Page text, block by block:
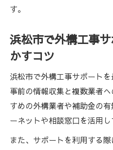
す。
浜松市で外構工事
かすコツ
浜松市で外構工事サポートを
事前の情報収集と複数業者
すめの外構業者や補助金の
ーネットや相談窓口を活用し
また、サポートを利用する